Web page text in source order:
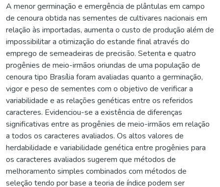
A menor germinação e emergência de plântulas em campo
de cenoura obtida nas sementes de cultivares nacionais em
relação às importadas, aumenta o custo de produção além de
impossibilitar a otimização do estande final através do
emprego de semeadeiras de precisão. Setenta e quatro
progênies de meio-irmãos oriundas de uma população de
cenoura tipo Brasília foram avaliadas quanto a germinação,
vigor e peso de sementes com o objetivo de verificar a
variabilidade e as relações genéticas entre os referidos
caracteres. Evidenciou-se a existência de diferenças
significativas entre as progênies de meio-irmãos em relação
a todos os caracteres avaliados. Os altos valores de
herdabilidade e variabilidade genética entre progênies para
os caracteres avaliados sugerem que métodos de
melhoramento simples combinados com métodos de
seleção tendo por base a teoria de índice podem ser